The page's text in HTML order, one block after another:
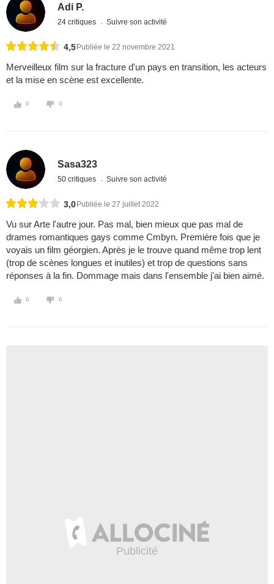
Adi P.
24 critiques Suivre son activité
4,5 Publiée le 22 novembre 2021
Merveilleux film sur la fracture d'un pays en transition, les acteurs
et la mise en scène est excellente.
0 0
Sasa323
50 critiques Suivre son activité
3,0 Publiée le 27 juillet 2022
Vu sur Arte l'autre jour. Pas mal, bien mieux que pas mal de
drames romantiques gays comme Cmbyn. Première fois que je
voyais un film géorgien. Après je le trouve quand même trop lent
(trop de scènes longues et inutiles) et trop de questions sans
réponses à la fin. Dommage mais dans l'ensemble j'ai bien aimé.
0 0